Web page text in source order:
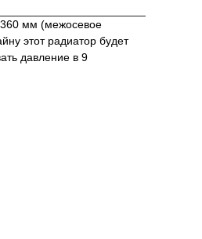
360 мм (межосевое
этот радиатор будет
давление в 9